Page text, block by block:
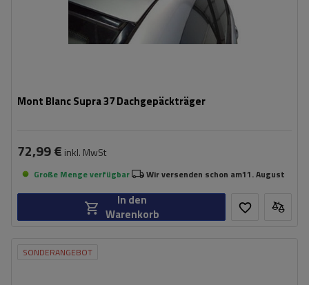
Mont Blanc Supra 37 Dachgepäckträger
72,99 € inkl. MwSt
Große Menge verfügbar Wir versenden schon am11. August
In den
Warenkorb
SONDERANGEBOT